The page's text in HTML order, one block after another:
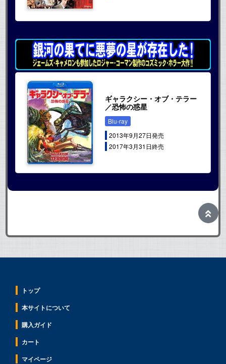
ギャラクシー・オブ・テラー
／恐怖の惑星
Blu-ray
2013年9月27日発売
2017年3月31日終売
トップ
本サイトについて
購入ガイド
カート
マイページ